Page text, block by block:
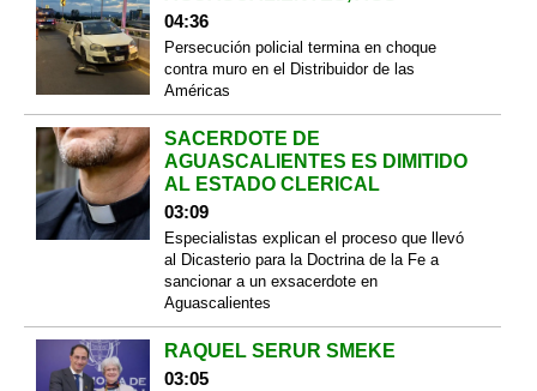
04:36
Persecución policial termina en choque
contra muro en el Distribuidor de las
Américas
SACERDOTE DE
AGUASCALIENTES ES DIMITIDO
AL ESTADO CLERICAL
03:09
Especialistas explican el proceso que llevó
al Dicasterio para la Doctrina de la Fe a
sancionar a un exsacerdote en
Aguascalientes
RAQUEL SERUR SMEKE
03:05